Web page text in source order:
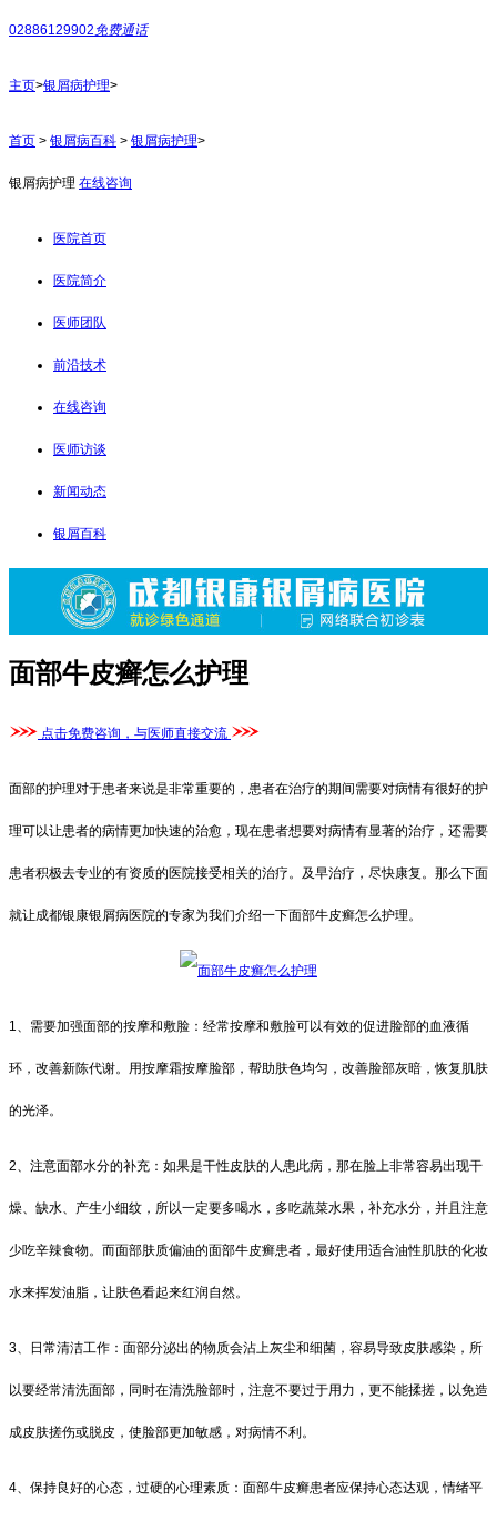
02886129902 免费通话
主页>银屑病护理>
首页 > 银屑病百科 > 银屑病护理>
银屑病护理 在线咨询
医院首页
医院简介
医师团队
前沿技术
在线咨询
医师访谈
新闻动态
银屑百科
面部牛皮癣怎么护理
点击免费咨询，与医师直接交流
面部的护理对于患者来说是非常重要的，患者在治疗的期间需要对病情有很好的护
理可以让患者的病情更加快速的治愈，现在患者想要对病情有显著的治疗，还需要
患者积极去专业的有资质的医院接受相关的治疗。及早治疗，尽快康复。那么下面
就让成都银康银屑病医院的专家为我们介绍一下面部牛皮癣怎么护理。
1、需要加强面部的按摩和敷脸：经常按摩和敷脸可以有效的促进脸部的血液循
环，改善新陈代谢。用按摩霜按摩脸部，帮助肤色均匀，改善脸部灰暗，恢复肌肤
的光泽。
2、注意面部水分的补充：如果是干性皮肤的人患此病，那在脸上非常容易出现干
燥、缺水、产生小细纹，所以一定要多喝水，多吃蔬菜水果，补充水分，并且注意
少吃辛辣食物。而面部肤质偏油的面部牛皮癣患者，最好使用适合油性肌肤的化妆
水来挥发油脂，让肤色看起来红润自然。
3、日常清洁工作：面部分泌出的物质会沾上灰尘和细菌，容易导致皮肤感染，所
以要经常清洗面部，同时在清洗脸部时，注意不要过于用力，更不能揉搓，以免造
成皮肤搓伤或脱皮，使脸部更加敏感，对病情不利。
4、保持良好的心态，过硬的心理素质：面部牛皮癣患者应保持心态达观，情绪平